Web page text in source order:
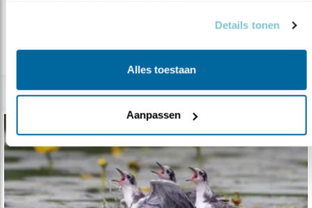
Details tonen
Alles toestaan
Aanpassen
lees meer